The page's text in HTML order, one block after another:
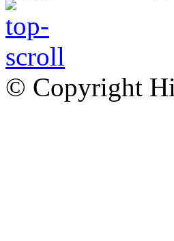
© Copyright